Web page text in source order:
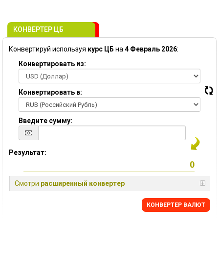
КОНВЕРТЕР ЦБ
Конвертируй используя курс ЦБ на 4 Февраль 2026:
Конвертировать из:
Конвертировать в:
Введите сумму:
Результат:
Смотри расширенный конвертер
КОНВЕРТЕР ВАЛЮТ